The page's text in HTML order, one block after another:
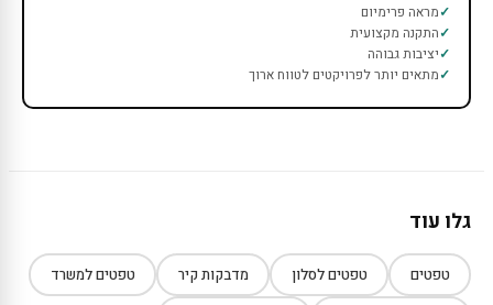
מראה פרימיום
התקנה מקצועית
יציבות גבוהה
מתאים יותר לפרויקטים לטווח ארוך
גלו עוד
טפטים טפטים לסלון מדבקות קיר טפטים למשרד